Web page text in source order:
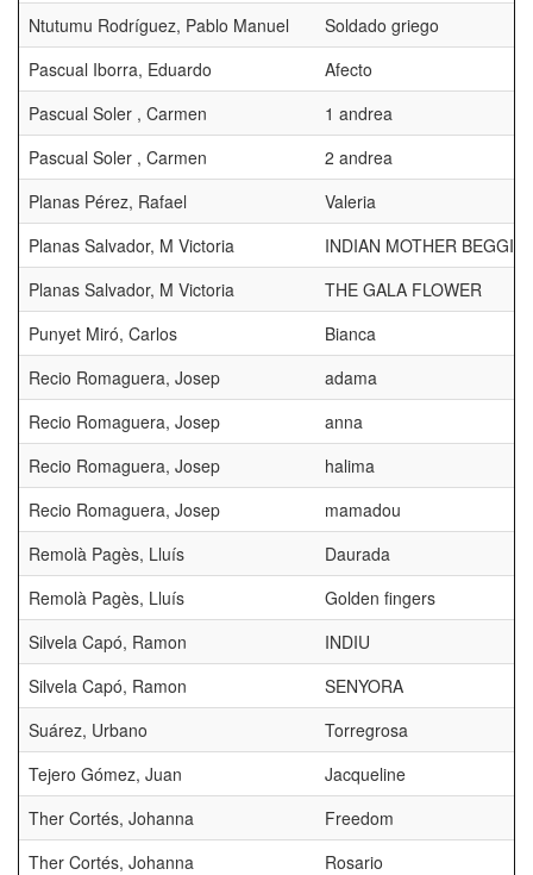
Ntutumu Rodríguez, Pablo Manuel
Soldado griego
Pascual Iborra, Eduardo
Afecto
Pascual Soler , Carmen
1 andrea
Pascual Soler , Carmen
2 andrea
Planas Pérez, Rafael
Valeria
Planas Salvador, M Victoria
INDIAN MOTHER
Planas Salvador, M Victoria
THE GALA FLOWER
Punyet Miró, Carlos
Bianca
Recio Romaguera, Josep
adama
Recio Romaguera, Josep
anna
Recio Romaguera, Josep
halima
Recio Romaguera, Josep
mamadou
Remolà Pagès, Lluís
Daurada
Remolà Pagès, Lluís
Golden fingers
Silvela Capó, Ramon
INDIU
Silvela Capó, Ramon
SENYORA
Suárez, Urbano
Torregrosa
Tejero Gómez, Juan
Jacqueline
Ther Cortés, Johanna
Freedom
Ther Cortés, Johanna
Rosario